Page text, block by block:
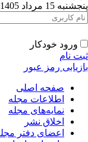
15 مرداد 1405
ورود خودکار
نام
رمز عبور
صفحه اصلی
اطلاعات مجله
نمایه‌های مجله
اخلاق نشر
اعضای دفتر مجله